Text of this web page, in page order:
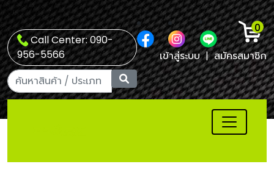
Call Center: 090-
956-5566
0
เข้าสู่ระบบ | สมัครสมาชิก